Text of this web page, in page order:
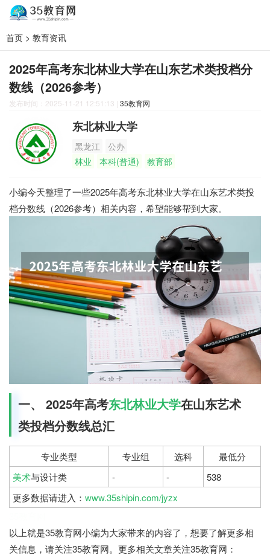
首页 > 教育资讯
2025年高考东北林业大学在山东艺术类投档分
数线（2026参考）
发布时间：2025-11-21 12:51:13 | 35教育网
东北林业大学
黑龙江
公办
林业
本科(普通) 教育部
小编今天整理了一些2025年高考东北林业大学在山东艺术类投
档分数线（2026参考）相关内容，希望能够帮到大家。
一、 2025年高考东北林业大学在山东艺术
类投档分数线总汇
专业类型 专业组 选科
最低分
美术与设计类 - -
538
更多数据请进入： www.35shipin.com/jyzx
以上就是35教育网小编为大家带来的内容了，想要了解更多相
关信息，请关注35教育网。更多相关文章关注35教育网：